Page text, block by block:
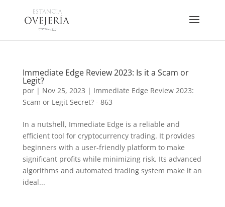
Immediate Edge Review 2023: Is it a Scam or
Legit?
por | Nov 25, 2023 | Immediate Edge Review 2023:
Scam or Legit Secret? - 863
In a nutshell, Immediate Edge is a reliable and
efficient tool for cryptocurrency trading. It provides
beginners with a user-friendly platform to make
significant profits while minimizing risk. Its advanced
algorithms and automated trading system make it an
ideal...